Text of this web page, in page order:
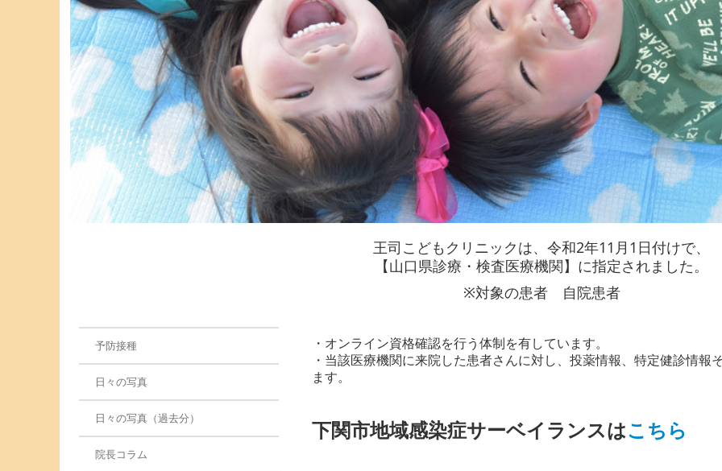
王司こどもクリニックは、令和2年11月1日付けで、
【山口県診療・検査医療機関】に指定されました。
※対象の患者 自院患者
予防接種
日々の写真
日々の写真（過去分）
院長コラム
・オンライン資格確認を行う体制を有しています。
・当該医療機関に来院した患者さんに対し、投薬情報、特定健診情
ます。
下関市地域感染症サーベイランスはこちら